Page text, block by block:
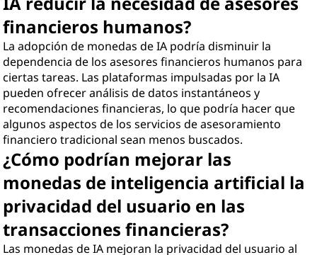
financieros humanos?
La adopción de monedas de IA podría disminuir la
dependencia de los asesores financieros humanos para
ciertas tareas. Las plataformas impulsadas por la IA
pueden ofrecer análisis de datos instantáneos y
recomendaciones financieras, lo que podría hacer que
algunos aspectos de los servicios de asesoramiento
financiero tradicional sean menos buscados.
¿Cómo podrían mejorar las
monedas de inteligencia artificial la
privacidad del usuario en las
transacciones financieras?
Las monedas de IA mejoran la privacidad del usuario al